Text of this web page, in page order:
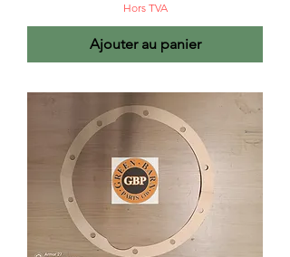
Hors TVA
Ajouter au panier